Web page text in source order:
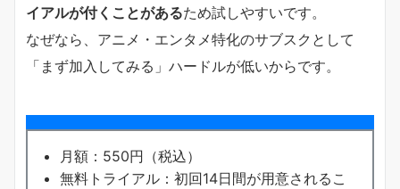
イアルが付くことがあるため試しやすいです。
なぜなら、アニメ・エンタメ特化のサブスクとして
「まず加入してみる」ハードルが低いからです。
月額：550円（税込）
無料トライアル：初回14日間が用意されるこ